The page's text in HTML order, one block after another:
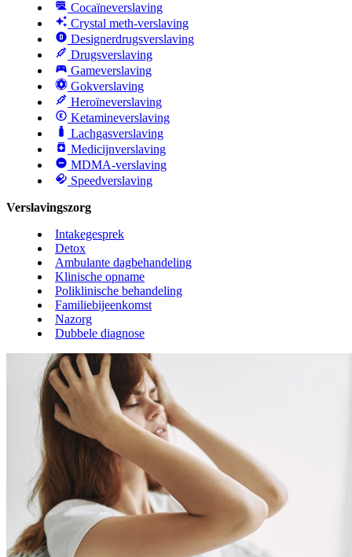
Cocaïneverslaving
Crystal meth-verslaving
Designerdrugsverslaving
Drugsverslaving
Gameverslaving
Gokverslaving
Heroïneverslaving
Ketamineverslaving
Lachgasverslaving
Medicijnverslaving
MDMA-verslaving
Speedverslaving
Verslavingszorg
Intakegesprek
Detox
Ambulante dagbehandeling
Klinische opname
Poliklinische behandeling
Familiebijeenkomst
Nazorg
Dubbele diagnose